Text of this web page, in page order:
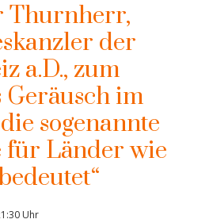
Thurnherr,
der
a.D., zum
Geräusch im
sogenannte
für Länder wie
Uhr